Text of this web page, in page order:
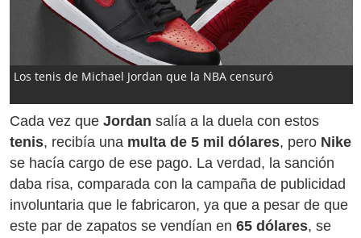
Los tenis de Michael Jordan que la NBA censuró
Cada vez que Jordan salía a la duela con estos
tenis, recibía una multa de 5 mil dólares, pero Nike
se hacía cargo de ese pago. La verdad, la sanción
daba risa, comparada con la campaña de publicidad
involuntaria que le fabricaron, ya que a pesar de que
este par de zapatos se vendían en 65 dólares, se